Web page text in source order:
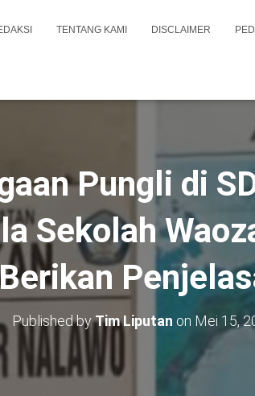
TENTANG KAMI DISCLAIMER
Pungli di
Sekolah
Published byTim Liputan on Mei 15,